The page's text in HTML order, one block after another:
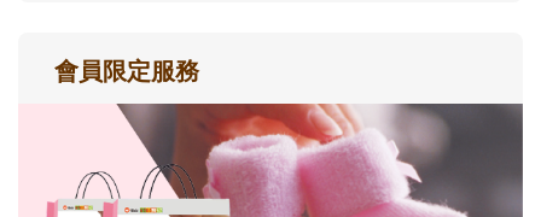
會員限定服務